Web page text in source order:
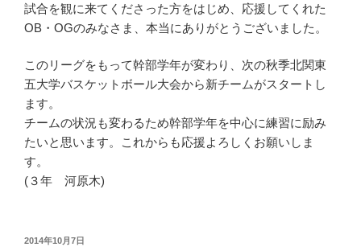
試合を観に来てくださった方をはじめ、応援してくれた
OB・OGのみなさま、本当にありがとうございました。
このリーグをもって幹部学年が変わり、次の秋季北関東
五大学バスケットボール大会から新チームがスタートし
ます。
チームの状況も変わるため幹部学年を中心に練習に励み
たいと思います。これからも応援よろしくお願いしま
す。
(３年 河原木)
投
2014年10月7日